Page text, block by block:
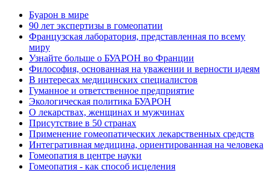
Буарон в мире
90 лет экспертизы в гомеопатии
Французская лаборатория, представленная по всему
миру
Узнайте больше о БУАРОН во Франции
Философия, основанная на уважении и верности идеям
В интересах медицинских специалистов
Гуманное и ответственное предприятие
Экологическая политика БУАРОН
О лекарствах, женщинах и мужчинах
Присутствие в 50 странах
Применение гомеопатических лекарственных средств
Интегративная медицина, ориентированная на человека
Гомеопатия в центре науки
Гомеопатия - как способ исцеления